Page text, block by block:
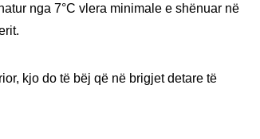
nga 7°C vlera minimale e shënuar në
kjo do të bëj që në brigjet detare të